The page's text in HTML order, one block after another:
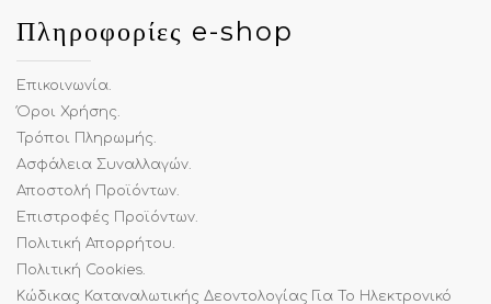
Πληροφορίες e-shop
Επικοινωνία.
Όροι Χρήσης.
Τρόποι Πληρωμής.
Ασφάλεια Συναλλαγών.
Αποστολή Προϊόντων.
Επιστροφές Προϊόντων.
Πολιτική Απορρήτου.
Πολιτική Cookies.
Κώδικας Καταναλωτικής Δεοντολογίας Για Το Ηλεκτρονικό